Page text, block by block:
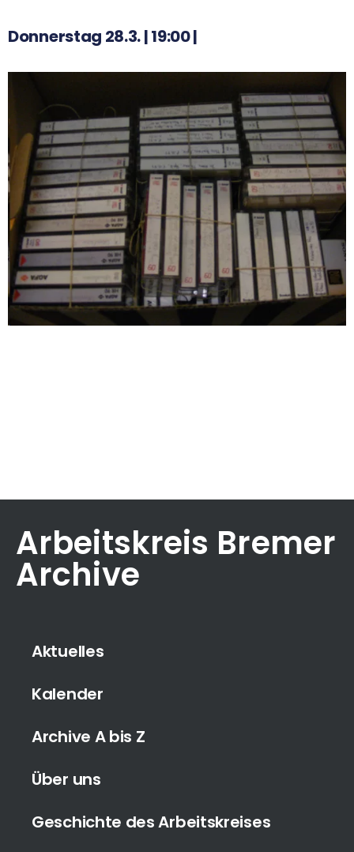
Donnerstag 28.3. | 19:00 |
Arbeitskreis Bremer
Archive
Aktuelles
Kalender
Archive A bis Z
Über uns
Geschichte des Arbeitskreises